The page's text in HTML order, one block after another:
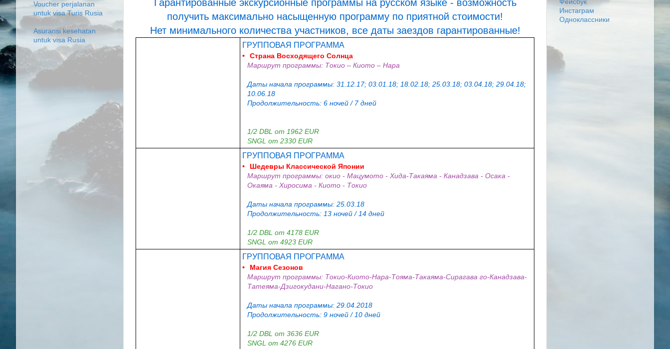
Гарантированные экскурсионные программы на русском языке - возможность
получить максимально насыщенную программу по приятной стоимости!
Нет минимального количества участников, все даты заездов гарантированные!
ГРУППОВАЯ ПРОГРАММА
•
Страна Восходящего Солнца
Маршрут программы: Токио – Киото – Нара
Даты начала программы: 31.12.17; 03.01.18; 18.02.18; 25.03.18; 03.04.18; 29.04.18;
10.06.18
Продолжительность: 6 ночей / 7 дней
1/2 DBL от 1962 EUR
SNGL от 2330 EUR
ГРУППОВАЯ ПРОГРАММА
•
Шедевры Классической Японии
Маршрут программы: окио - Мацумото - Хида-Такаяма - Канадзава - Осака -
Окаяма - Хиросима - Киото - Токио
Даты начала программы: 25.03.18
Продолжительность: 13 ночей / 14 дней
1/2 DBL от 4178 EUR
SNGL от 4923 EUR
ГРУППОВАЯ ПРОГРАММА
•
Магия Сезонов
Маршрут программы: Токио-Киото-Нара-Тояма-Такаяма-Сирагава го-Канадзава-
Татеяма-Дзигокудани-Нагано-Токио
Даты начала программы: 29.04.2018
Продолжительность: 9 ночей / 10 дней
1/2 DBL от 3636 EUR
SNGL от 4276 EUR
Voucher perjalanan
untuk visa Turis Rusia
Asuransi kesehatan
untuk visa Rusia
Фейсбук
Инстаграм
Одноклассники